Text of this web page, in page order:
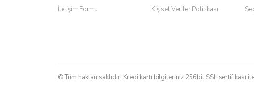
Bu ürüne benzer farklı alternatifler olmalı.
İletişim Formu
Kişisel Veriler Politikası
© Tüm hakları saklıdır. Kredi kartı bilgileriniz 256bit SSL sertifikası